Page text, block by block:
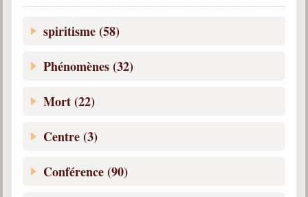
Belgique, Lux. et Canada
Fédérations spirites
spiritisme (58)
Phénomènes (32)
Mort (22)
Centre (3)
Conférence (90)